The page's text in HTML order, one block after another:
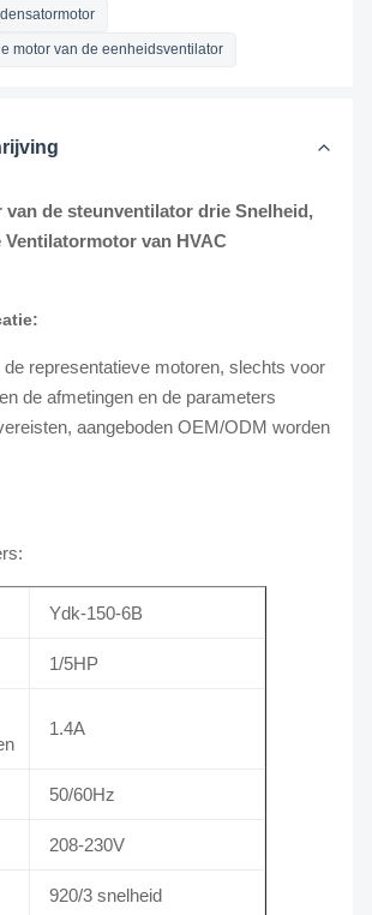
motor van de eenheidsventilator
van de steunventilator drie Snelheid,
van HVAC
representatieve motoren, slechts voor
de afmetingen en de parameters
aangeboden OEM/ODM worden
Ydk-150-6B
1/5HP
1.4A
50/60Hz
208-230V
920/3 snelheid